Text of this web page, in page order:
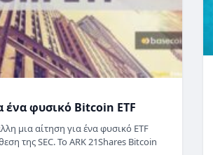
ένα φυσικό Bitcoin ETF
μια αίτηση για ένα φυσικό ETF
της SEC. Το ARK 21Shares Bitcoin